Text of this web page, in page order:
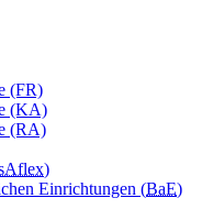
(FR)
(KA)
(RA)
)
Einrichtungen (BaE)